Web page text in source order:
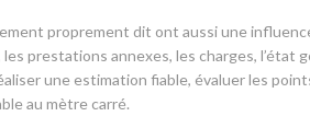
proprement dit ont aussi une
prestations annexes, les charges,
une estimation fiable, évaluer les
au mètre carré.